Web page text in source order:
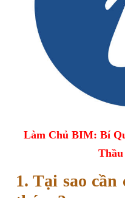
Làm Chủ BIM: Bí
1. Tại sao